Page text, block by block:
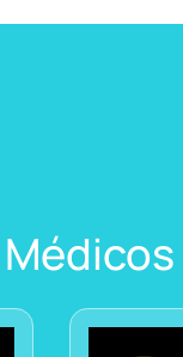
Médicos